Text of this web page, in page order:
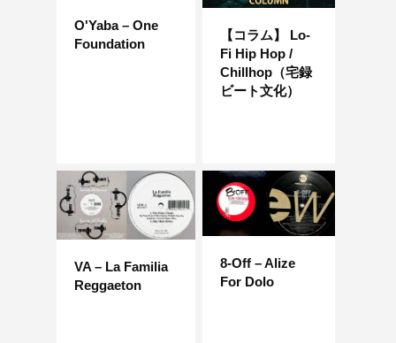
O'Yaba – One
Foundation
【コラム】 Lo-
Fi Hip Hop /
Chillhop（宅録
ビート文化）
VA – La Familia
Reggaeton
8-Off – Alize
For Dolo